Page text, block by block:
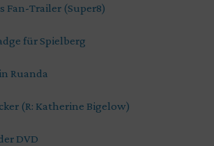
Fan-Trailer (Super8)
für Spielberg
Ruanda
(R: Katherine Bigelow)
DVD